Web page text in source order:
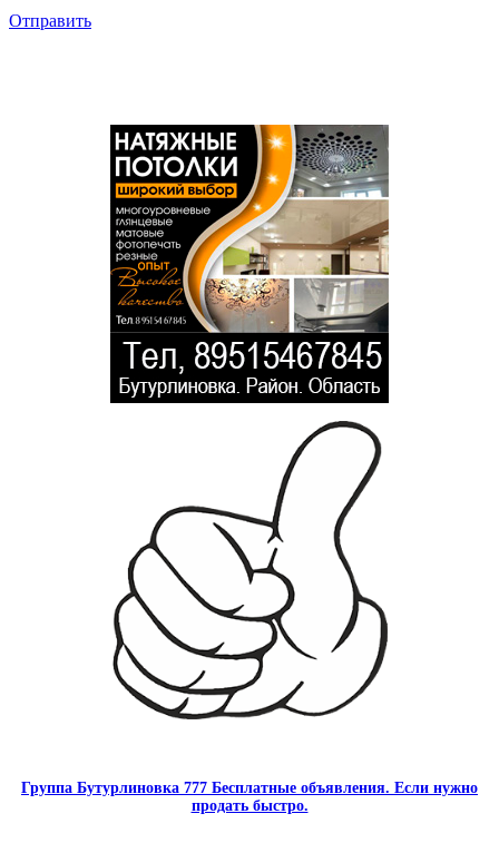
Отправить
Группа Бутурлиновка 777 Бесплатные объявления. Если нужно
продать быстро.